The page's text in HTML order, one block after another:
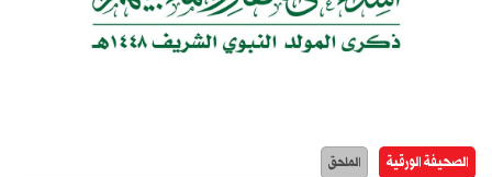
الصحيفة الورقية الملحق